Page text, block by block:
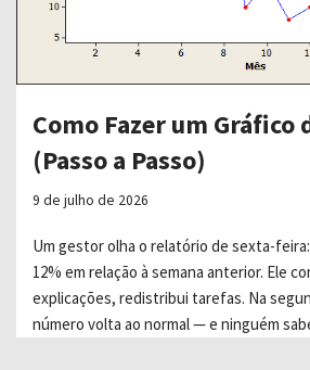
Como Fazer um Gráfico
(Passo a Passo)
9 de julho de 2026
Um gestor olha o relatório de sexta-
12% em relação à semana anterior. Ele
explicações, redistribui tarefas. Na
número volta ao normal — e ninguém